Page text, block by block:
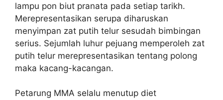
lampu pon biut pranata pada setiap tarikh.
Merepresentasikan serupa diharuskan
menyimpan zat putih telur sesudah bimbingan
serius. Sejumlah luhur pejuang memperoleh zat
putih telur merepresentasikan tentang polong
maka kacang-kacangan.
Petarung MMA selalu menutup diet